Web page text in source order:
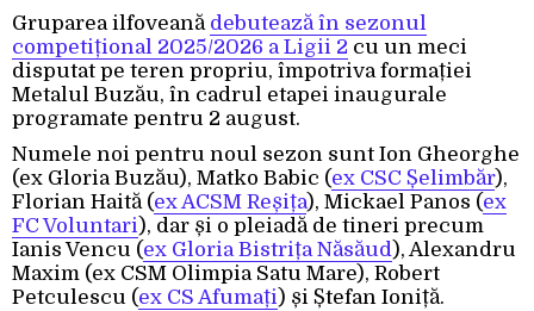
Gruparea ilfoveană debutează în sezonul
competițional 2025/2026 a Ligii 2 cu un meci
disputat pe teren propriu, împotriva formației
Metalul Buzău, în cadrul etapei inaugurale
programate pentru 2 august.
Numele noi pentru noul sezon sunt Ion Gheorghe
(ex Gloria Buzău), Matko Babic (ex CSC Șelimbăr),
Florian Haită (ex ACSM Reșița), Mickael Panos (ex
FC Voluntari), dar și o pleiadă de tineri precum
Ianis Vencu (ex Gloria Bistrița Năsăud ), Alexandru
Maxim (ex CSM Olimpia Satu Mare), Robert
Petculescu (ex CS Afumați) și Ștefan Ioniță.